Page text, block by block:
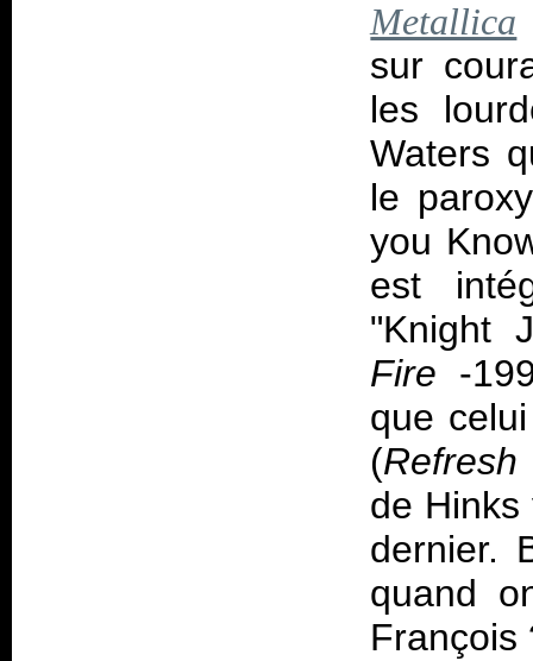
Metallica
sur
les
Waters
le
you
est
"Knight
Fire -
que
(
de
dernier.
quand
François